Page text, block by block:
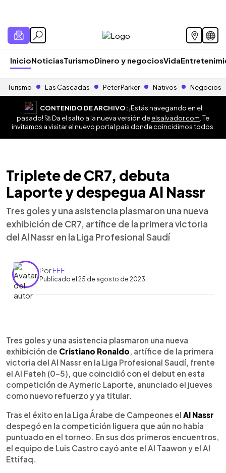
InicioNoticiasTurismoDinero y negociosVida
Turismo Las Cascadas Peter Parker Nativos Negocios
CONTENIDO DE ARCHIVO:¡Estás navegando en el
pasado! 🚀 Da el salto a la nueva versión deelsalvador.com . Te
invitamos a visitar el nuevo portal país donde coincidimos todos.
Triplete de CR7, debuta
Laporte y despegua Al Nassr
Tres goles y una asistencia plasmaron una nueva
exhibición de CR7, artífice de la primera victoria
del Al Nassr en la Liga Profesional Saudí
PorEFE
Publicado el 25 de agosto de 2023
► Escuchar artículo
Tres goles y una asistencia plasmaron una nueva
exhibición de Cristiano Ronaldo, artífice de la primera
victoria del Al Nassr en la Liga Profesional Saudí, frente
el Al Fateh (0-5), que coincidió con el debut en esta
competición de Aymeric Laporte, anunciado el jueves
como nuevo refuerzo y ya titular.
Tras el éxito en la Liga Árabe de Campeones el Al Nassr
despegó en la competición liguera que aún no había
puntuado en el torneo. En sus dos primeros encuentros,
el equipo de Luis Castro cayó ante el Al Taawon y el Al
Ettifaq.